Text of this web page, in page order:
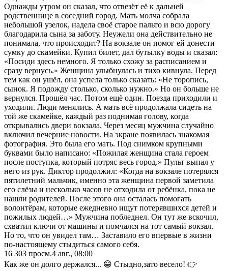
Однажды утром он сказал, что отвезёт её к дальней
родственнице в соседний город. Мать молча собрала
небольшой узелок, надела своё старое пальто и всю дорогу
благодарила сына за заботу. Неужели она действительно не
понимала, что происходит? На вокзале он помог ей донести
сумку до скамейки. Купил билет, дал бутылку воды и сказал:
«Посиди здесь немного. Я только схожу за расписанием и
сразу вернусь.» Женщина улыбнулась и тихо кивнула. Перед
тем как он ушёл, она успела только сказать: «Не торопись,
сынок. Я подожду столько, сколько нужно.» Но он больше не
вернулся. Прошёл час. Потом ещё один. Поезда приходили и
уходили. Люди менялись. А мать всё продолжала сидеть на
той же скамейке, каждый раз поднимая голову, когда
открывались двери вокзала. Через месяц мужчина случайно
включил вечерние новости. На экране появилась знакомая
фотография. Это была его мать. Под снимком крупными
буквами было написано: «Пожилая женщина стала героем
после поступка, который потряс весь город.» Пульт выпал у
него из рук. Диктор продолжил: «Когда на вокзале потерялся
пятилетний мальчик, именно эта женщина первой заметила
его слёзы и несколько часов не отходила от ребёнка, пока не
нашли родителей. После этого она осталась помогать
волонтёрам, которые ежедневно ищут потерявшихся детей и
пожилых людей…» Мужчина побледнел. Он тут же вскочил,
схватил ключи от машины и помчался на тот самый вокзал.
Но то, что он увидел там… Заставило его впервые в жизни
по-настоящему стыдиться самого себя.
16 303 просм.4 авг., 08:00
Как же он долго держался... 😁 Стыдно,зато весело! 👉